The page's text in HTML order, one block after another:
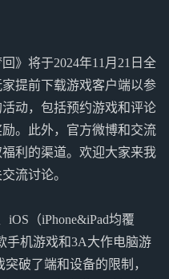
》将于2024年11月21日全
提前下载游戏客户端以参
动，包括预约游戏和评论
。此外，官方微博和交流
利的渠道。欢迎大家来我
流讨论。
iOS（iPhone&iPad均覆
手机游戏和3A大作电脑游
破了端和设备的限制，